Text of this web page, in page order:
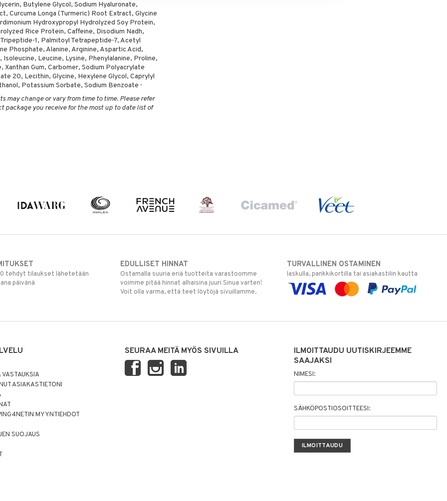
Butylene Glycol, Sodium Hyaluronate,
Curcuma Longa (Turmeric) Root Extract, Glycine
Hydroxypropyl Hydrolyzed Soy Protein,
Rice Protein, Caffeine, Disodium Nadh,
1, Palmitoyl Tetrapeptide-7, Acetyl
Phosphate, Alanine, Arginine, Aspartic Acid,
Leucine, Lysine, Phenylalanine, Proline,
Xanthan Gum, Carbomer, Sodium Polyacrylate
20, Lecithin, Glycine, Hexylene Glycol, Caprylyl
Potassium Sorbate, Sodium Benzoate ·
may change or vary from time to time. Please refer
you receive for the most up to date list of
tehdyt tilaukset lähetetään
päivänä
EDULLISET HINNAT
Ostamalla suuria eriä tuotteita varastoomme
voimme pitää hinnat alhaisina juuri Sinua varten!
Voit olla varma, että teet löytöjä sivuillamme.
TURVALLINEN OSTAMINEN
laskulla, pankkikortilla tai asiakastilin kautta
ASIAKASTIETONI
MYYNTIEHDOT
SUOJAUS
SEURAA MEITÄ MYÖS SIVUILLA
ILMOITTAUDU UUTISKIRJEEMME
SAAJAKSI
NIMESI:
SÄHKÖPOSTIOSOITTEESI: